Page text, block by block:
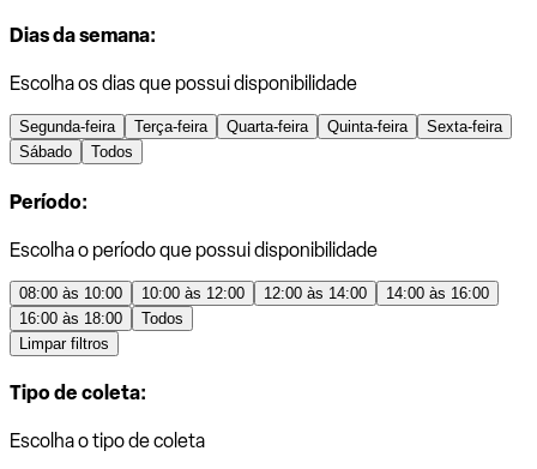
Dias da semana:
Escolha os dias que possui disponibilidade
Segunda-feira Terça-feira Quarta-feira Quinta-feira
Sexta-feira
Sábado
Todos
Período:
Escolha o período que possui disponibilidade
08:00 às 10:00 10:00 às 12:00 12:00 às 14:00
14:00 às 16:00
16:00 às 18:00
Todos
Limpar filtros
Tipo de coleta:
Escolha o tipo de coleta